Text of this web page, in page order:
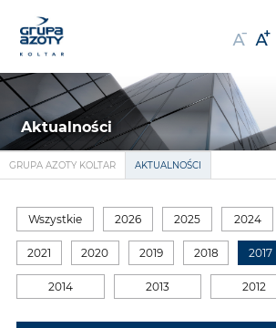
Aktualności
GRUPA AZOTY KOLTAR AKTUALNOŚCI
Wszystkie 2026 2025 2024
2021 2020 2019 2018 2017
2014 2013 2012